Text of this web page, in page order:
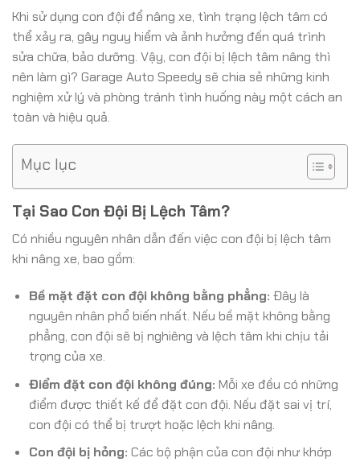
Khi sử dụng con đội để nâng xe, tình trạng lệch tâm có
thể xảy ra, gây nguy hiểm và ảnh hưởng đến quá trình
sửa chữa, bảo dưỡng. Vậy, con đội bị lệch tâm nâng thì
nên làm gì? Garage Auto Speedy sẽ chia sẻ những kinh
nghiệm xử lý và phòng tránh tình huống này một cách an
toàn và hiệu quả.
Mục lục
Tại Sao Con Đội Bị Lệch Tâm?
Có nhiều nguyên nhân dẫn đến việc con đội bị lệch tâm
khi nâng xe, bao gồm:
Bề mặt đặt con đội không bằng phẳng: Đây là
nguyên nhân phổ biến nhất. Nếu bề mặt không bằng
phẳng, con đội sẽ bị nghiêng và lệch tâm khi chịu tải
trọng của xe.
Điểm đặt con đội không đúng: Mỗi xe đều có những
điểm được thiết kế để đặt con đội. Nếu đặt sai vị trí,
con đội có thể bị trượt hoặc lệch khi nâng.
Con đội bị hỏng: Các bộ phận của con đội như khớp